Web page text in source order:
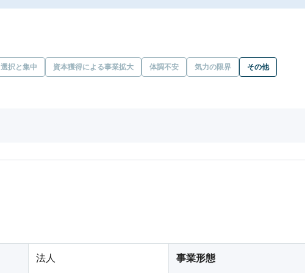
選択と集中 資本獲得による事業拡大 体調不安 気力の限界 その他
法人 事業形態